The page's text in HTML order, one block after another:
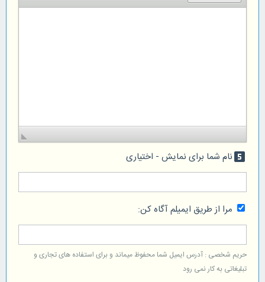
looks_5نام شما برای نمایش - اختیاری
مرا از طریق ایمیلم آگاه کن:
حریم شخصی : آدرس ایمیل شما محفوظ میماند و برای استفاده های تجاری و
تبلیغاتی به کار نمی رود